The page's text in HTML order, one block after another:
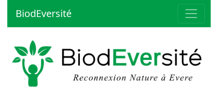
BiodEversité